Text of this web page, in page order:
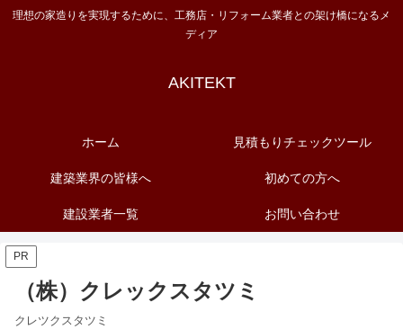
理想の家造りを実現するために、工務店・リフォーム業者との架け橋になるメ
ディア
AKITEKT
ホーム 見積もりチェックツール
建築業界の皆様へ 初めての方へ
建設業者一覧 お問い合わせ
PR
（株）クレックスタツミ
クレツクスタツミ